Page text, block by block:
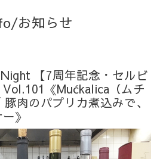
お知らせ
Night 【7周年記念・セルビ
《Mućkalica（ムチ
肉のパプリカ煮込みで、
》